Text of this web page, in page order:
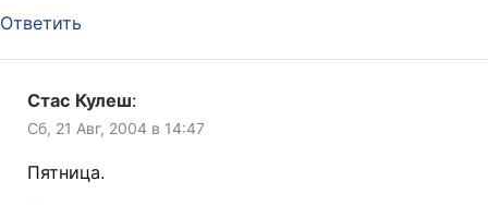
Ответить
Стас Кулеш:
Сб, 21 Авг, 2004 в 14:47
Пятница.